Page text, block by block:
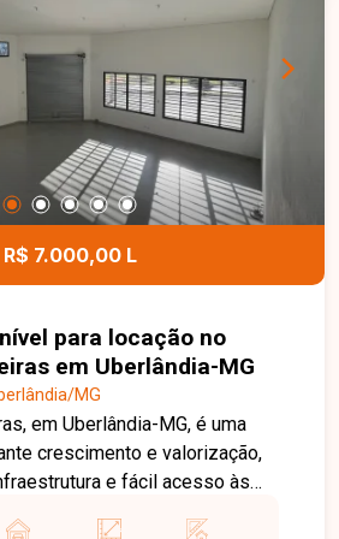
24 horas, playground, quadra
com churrasqueira,
segurança, lazer e
família. Uma excelente
quem busca um apartamento
condomínio completo e
Entre em contato e
R$ 7.000,00 L
para locação no
em Uberlândia-MG
MG
em Uberlândia-MG, é uma
crescimento e valorização,
e fácil acesso às